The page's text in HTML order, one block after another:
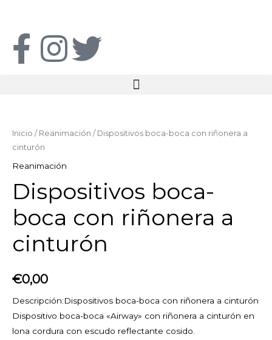
contenido
F
e
b
o
o
k
-
f
I
t
a
g
r
a
m
T
t
e
r
Inicio / Reanimación / Dispositivos boca-boca con riñonera a
cinturón
Reanimación
Dispositivos boca-
boca con riñonera a
cinturón
€0,00
Descripción:Dispositivos boca-boca con riñonera a cinturón
Dispositivo boca-boca «Airway» con riñonera a cinturón en
lona cordura con escudo reflectante cosido.
boca
con
riñonera
cinturón
cantidad